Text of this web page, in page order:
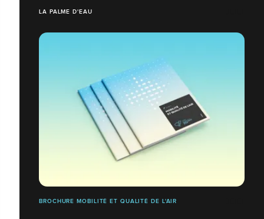
LA PALME D'EAU
BROCHURE MOBILITÉ ET QUALITÉ DE L'AIR